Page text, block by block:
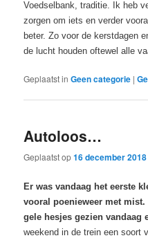
Voedselbank, traditie. Ik heb
zorgen om iets en verder
beter. Zo voor de kerstdagen
de lucht houden oftewel alle
Geplaatst in Geen categorie |
Autoloos…
Geplaatst op16 december 2018
Er was vandaag het eerste
vooral poenieweer met
gele hesjes gezien vandaag
weekend in de trein een soort